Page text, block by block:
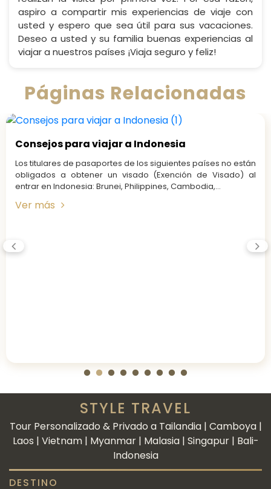
aspiro a compartir mis experiencias de viaje con
usted y espero que sea útil para sus vacaciones.
Deseo a usted y su familia buenas experiencias al
viajar a nuestros países ¡Viaja seguro y feliz!
Páginas Relacionadas
Consejos para viajar a Indonesia
Los titulares de pasaportes de los siguientes países no están
obligados a obtener un visado (Exención de Visado) al
entrar en Indonesia: Brunei, Philippines, Cambodia,...
Ver más
STYLE TRAVEL
Tour Personalizado & Privado a Tailandia | Camboya |
Laos | Vietnam | Myanmar | Malasia | Singapur | Bali-
Indonesia
DESTINO